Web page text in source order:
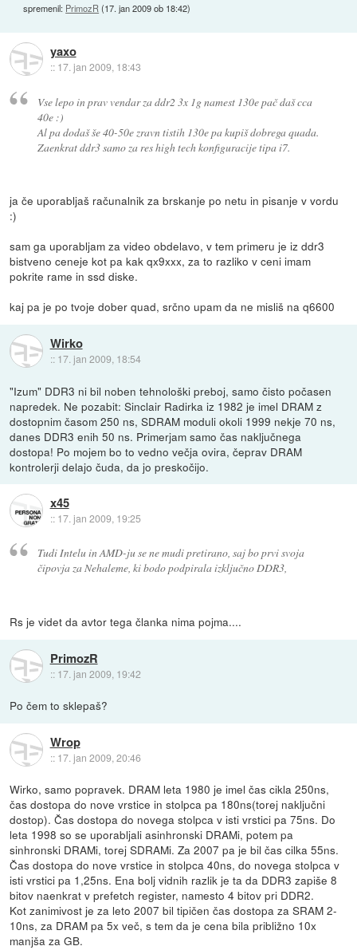
spremenil: PrimozR (17. jan 2009 ob 18:42)
yaxo
:: 17. jan 2009, 18:43
Vse lepo in prav vendar za ddr2 3x 1g namest 130e pač daš cca
40e :)
Al pa dodaš še 40-50e zravn tistih 130e pa kupiš dobrega quada.
Zaenkrat ddr3 samo za res high tech konfiguracije tipa i7.
ja če uporabljaš računalnik za brskanje po netu in pisanje v vordu
:)
sam ga uporabljam za video obdelavo, v tem primeru je iz ddr3
bistveno ceneje kot pa kak qx9xxx, za to razliko v ceni imam
pokrite rame in ssd diske.
kaj pa je po tvoje dober quad, srčno upam da ne misliš na q6600
Wirko
:: 17. jan 2009, 18:54
"Izum" DDR3 ni bil noben tehnološki preboj, samo čisto počasen
napredek. Ne pozabit: Sinclair Radirka iz 1982 je imel DRAM z
dostopnim časom 250 ns, SDRAM moduli okoli 1999 nekje 70 ns,
danes DDR3 enih 50 ns. Primerjam samo čas naključnega
dostopa! Po mojem bo to vedno večja ovira, čeprav DRAM
kontrolerji delajo čuda, da jo preskočijo.
x45
:: 17. jan 2009, 19:25
Tudi Intelu in AMD-ju se ne mudi pretirano, saj bo prvi svoja
čipovja za Nehaleme, ki bodo podpirala izključno DDR3,
Rs je videt da avtor tega članka nima pojma....
PrimozR
:: 17. jan 2009, 19:42
Po čem to sklepaš?
Wrop
:: 17. jan 2009, 20:46
Wirko, samo popravek. DRAM leta 1980 je imel čas cikla 250ns,
čas dostopa do nove vrstice in stolpca pa 180ns(torej naključni
dostop). Čas dostopa do novega stolpca v isti vrstici pa 75ns. Do
leta 1998 so se uporabljali asinhronski DRAMi, potem pa
sinhronski DRAMi, torej SDRAMi. Za 2007 pa je bil čas cilka 55ns.
Čas dostopa do nove vrstice in stolpca 40ns, do novega stolpca v
isti vrstici pa 1,25ns. Ena bolj vidnih razlik je ta da DDR3 zapiše 8
bitov naenkrat v prefetch register, namesto 4 bitov pri DDR2.
Kot zanimivost je za leto 2007 bil tipičen čas dostopa za SRAM 2-
10ns, za DRAM pa 5x več, s tem da je cena bila približno 10x
manjša za GB.